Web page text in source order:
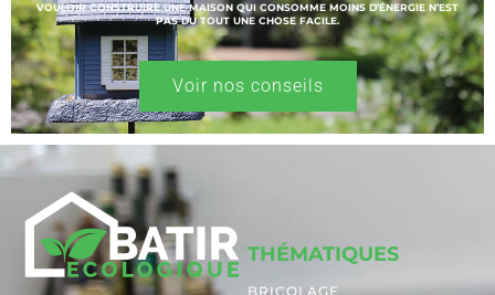
VOULOIR CONSTRUIRE UNE MAISON QUI CONSOMME MOINS D’ÉNERGIE N’EST
PAS DU TOUT UNE CHOSE FACILE.
Voir nos conseils
THÉMATIQUES
BRICOLAGE